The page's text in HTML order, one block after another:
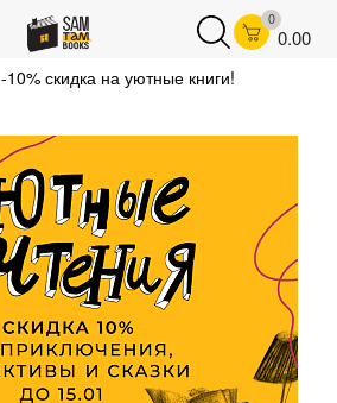
0
0.00
-10% скидка на уютные книги!